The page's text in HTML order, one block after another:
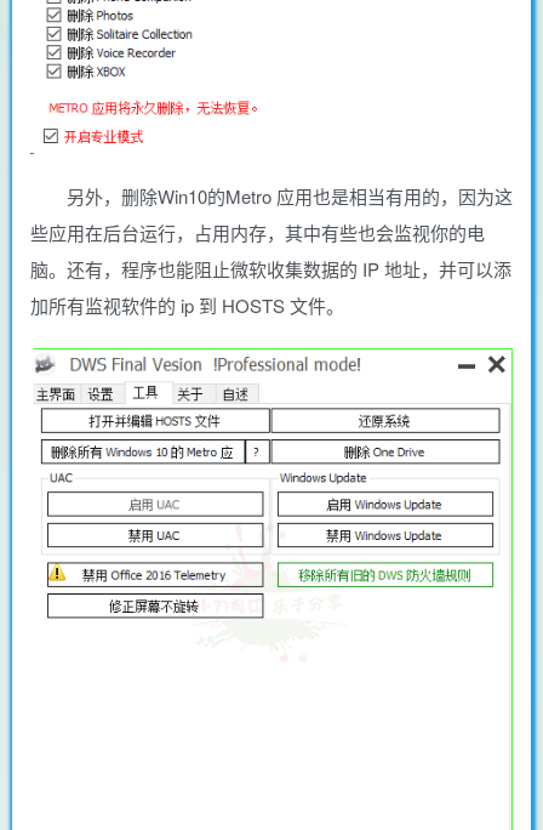
另外，删除Win10的Metro 应用也是相当有用的，因为这
些应用在后台运行，占用内存，其中有些也会监视你的电
脑。还有，程序也能阻止微软收集数据的 IP 地址，并可以添
加所有监视软件的 ip 到 HOSTS 文件。